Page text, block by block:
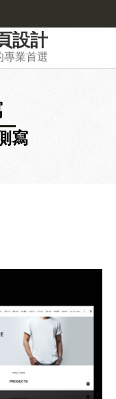
設計
專業首選
寫